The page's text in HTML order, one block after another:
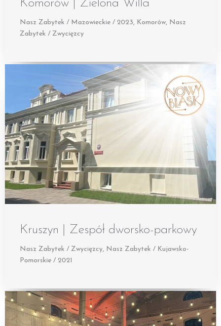
Komorów | Zielona Willa
Nasz Zabytek / Mazowieckie / 2023, Komorów, Nasz
Zabytek / Zwycięzcy
Kruszyn | Zespół dworsko-parkowy
Nasz Zabytek / Zwycięzcy, Nasz Zabytek / Kujawsko-
Pomorskie / 2021